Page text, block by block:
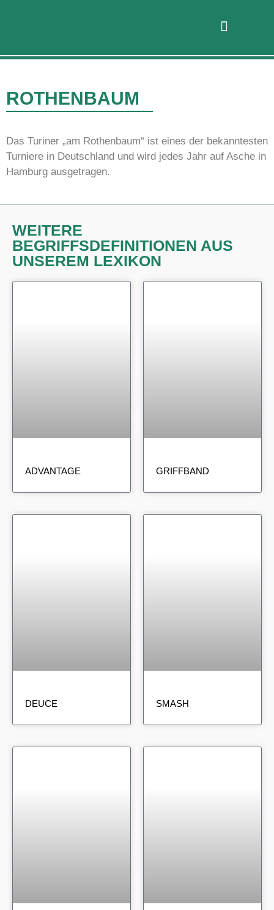
ROTHENBAUM
Das Turiner „am Rothenbaum“ ist eines der bekanntesten
Turniere in Deutschland und wird jedes Jahr auf Asche in
Hamburg ausgetragen.
WEITERE
BEGRIFFSDEFINITIONEN AUS
UNSEREM LEXIKON
ADVANTAGE GRIFFBAND
DEUCE SMASH